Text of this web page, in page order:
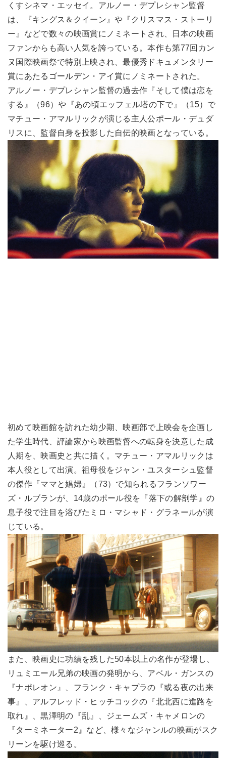
くすシネマ・エッセイ。アルノー・デプレシャン監督
は、『キングス＆クイーン』や『クリスマス・ストーリ
ー』などで数々の映画賞にノミネートされ、日本の映画
ファンからも高い人気を誇っている。本作も第77回カン
ヌ国際映画祭で特別上映され、最優秀ドキュメンタリー
賞にあたるゴールデン・アイ賞にノミネートされた。
アルノー・デプレシャン監督の過去作『そして僕は恋を
する』（96）や『あの頃エッフェル塔の下で』（15）で
マチュー・アマルリックが演じる主人公ポール・デュダ
リスに、監督自身を投影した自伝的映画となっている。
初めて映画館を訪れた幼少期、映画部で上映会を企画し
た学生時代、評論家から映画監督への転身を決意した成
人期を、映画史と共に描く。マチュー・アマルリックは
本人役として出演。祖母役をジャン・ユスターシュ監督
の傑作『ママと娼婦』（73）で知られるフランソワー
ズ・ルブランが、14歳のポール役を『落下の解剖学』の
息子役で注目を浴びたミロ・マシャド・グラネールが演
じている。
また、映画史に功績を残した50本以上の名作が登場し、
リュミエール兄弟の映画の発明から、アベル・ガンスの
『ナポレオン』、フランク・キャプラの『或る夜の出来
事』、アルフレッド・ヒッチコックの『北北西に進路を
取れ』、黒澤明の『乱』、ジェームズ・キャメロンの
『ターミネーター2』など、様々なジャンルの映画がスク
リーンを駆け巡る。